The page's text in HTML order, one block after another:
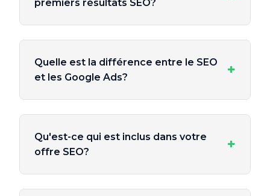
premiers résultats SEO?
Quelle est la différence entre le SEO
et les Google Ads?
+
Qu'est-ce qui est inclus dans votre
offre SEO?
+